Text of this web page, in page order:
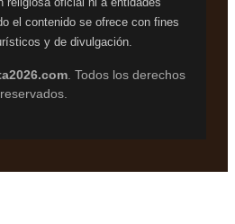
el contenido se ofrece con fines
y de divulgación.
. Todos los derechos
reservados.